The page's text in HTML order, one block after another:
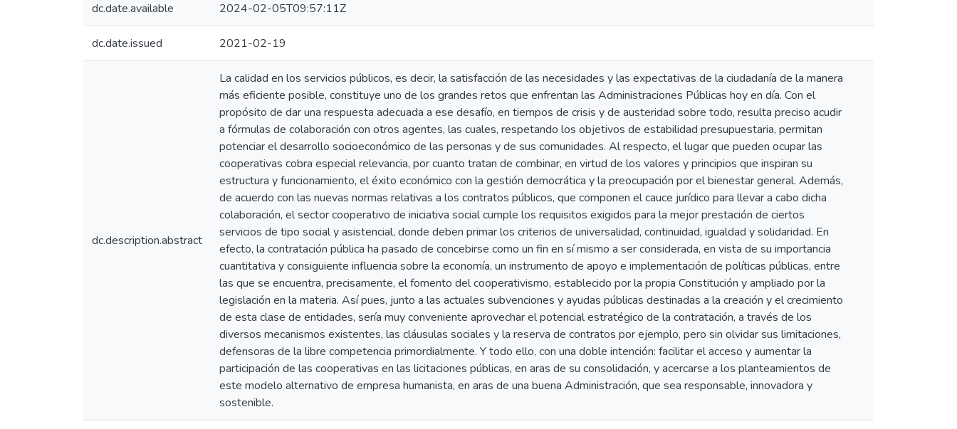
dc.date.available 2024-02-05T09:57:11Z
dc.date.issued 2021-02-19
dc.description.abstract
La calidad en los servicios públicos, es decir, la satisfacción de las necesidades y las expectativas de la ciudadanía de la manera
más eficiente posible, constituye uno de los grandes retos que enfrentan las Administraciones Públicas hoy en día. Con el
propósito de dar una respuesta adecuada a ese desafío, en tiempos de crisis y de austeridad sobre todo, resulta preciso acudir
a fórmulas de colaboración con otros agentes, las cuales, respetando los objetivos de estabilidad presupuestaria, permitan
potenciar el desarrollo socioeconómico de las personas y de sus comunidades. Al respecto, el lugar que pueden ocupar las
cooperativas cobra especial relevancia, por cuanto tratan de combinar, en virtud de los valores y principios que inspiran su
estructura y funcionamiento, el éxito económico con la gestión democrática y la preocupación por el bienestar general. Además,
de acuerdo con las nuevas normas relativas a los contratos públicos, que componen el cauce jurídico para llevar a cabo dicha
colaboración, el sector cooperativo de iniciativa social cumple los requisitos exigidos para la mejor prestación de ciertos
servicios de tipo social y asistencial, donde deben primar los criterios de universalidad, continuidad, igualdad y solidaridad. En
efecto, la contratación pública ha pasado de concebirse como un fin en sí mismo a ser considerada, en vista de su importancia
cuantitativa y consiguiente influencia sobre la economía, un instrumento de apoyo e implementación de políticas públicas, entre
las que se encuentra, precisamente, el fomento del cooperativismo, establecido por la propia Constitución y ampliado por la
legislación en la materia. Así pues, junto a las actuales subvenciones y ayudas públicas destinadas a la creación y el crecimiento
de esta clase de entidades, sería muy conveniente aprovechar el potencial estratégico de la contratación, a través de los
diversos mecanismos existentes, las cláusulas sociales y la reserva de contratos por ejemplo, pero sin olvidar sus limitaciones,
defensoras de la libre competencia primordialmente. Y todo ello, con una doble intención: facilitar el acceso y aumentar la
participación de las cooperativas en las licitaciones públicas, en aras de su consolidación, y acercarse a los planteamientos de
este modelo alternativo de empresa humanista, en aras de una buena Administración, que sea responsable, innovadora y
sostenible.